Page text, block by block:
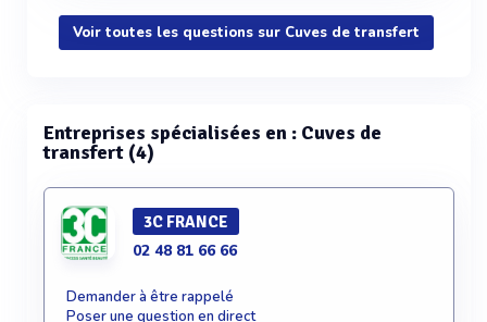
Voir toutes les questions sur Cuves de transfert
Entreprises spécialisées en : Cuves de
transfert (4)
3C FRANCE
02 48 81 66 66
Demander à être rappelé
Poser une question en direct